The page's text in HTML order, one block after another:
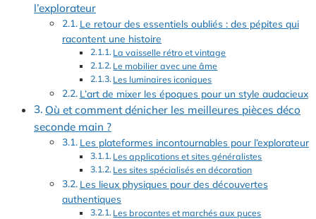
l’explorateur
Le retour des essentiels oubliés : des pépites qui
racontent une histoire
La vaisselle rétro et vintage
Le mobilier avec une âme
Les luminaires iconiques
L’art de mixer les époques pour un style audacieux
Où et comment dénicher les meilleures pièces déco
seconde main ?
Les plateformes incontournables pour l’explorateur
Les applications et sites généralistes
Les sites spécialisés en décoration
Les lieux physiques pour des découvertes
authentiques
Les brocantes et marchés aux puces